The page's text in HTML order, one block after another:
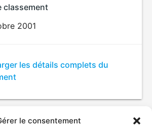
le consentement
classement
2001
les détails complets du